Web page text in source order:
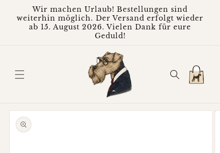
Inhalt
Wir machen Urlaub! Bestellungen sind
weiterhin möglich. Der Versand erfolgt wieder
ab 15. August 2026. Vielen Dank für eure
Geduld!
Warenkorb